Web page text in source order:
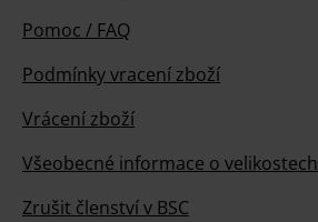
Pomoc / FAQ
Podmínky vracení zboží
Vrácení zboží
Všeobecné informace o velikostech
Zrušit členství v BSC